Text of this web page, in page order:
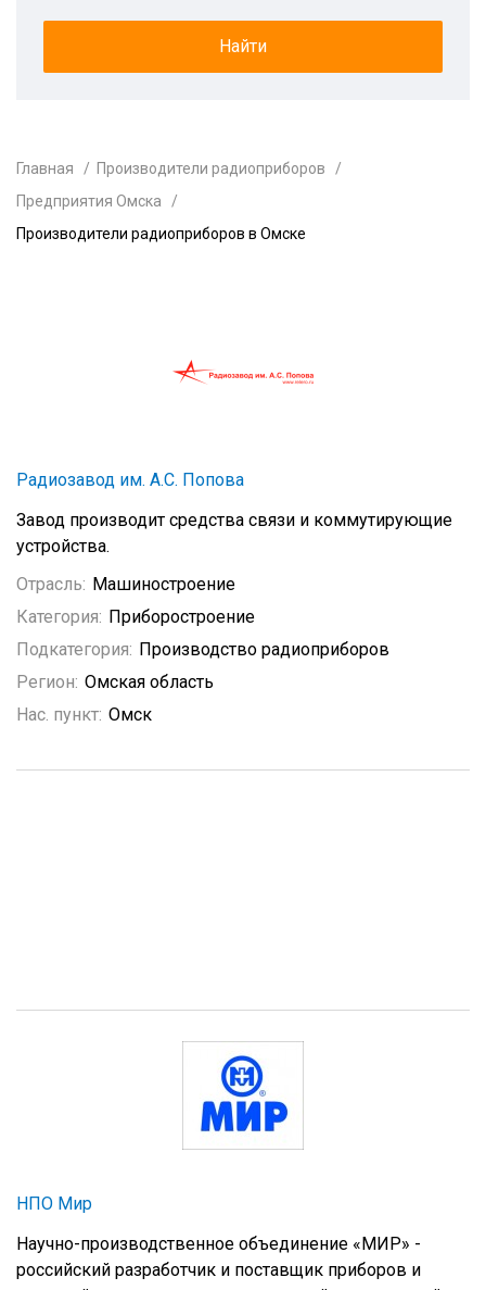
Главная
Производители радиоприборов
Предприятия Омска
Производители радиоприборов в Омске
Радиозавод им. А.С. Попова
Завод производит средства связи и коммутирующие
устройства.
Отрасль: Машиностроение
Категория: Приборостроение
Подкатегория: Производство радиоприборов
Регион: Омская область
Нас. пункт: Омск
НПО Мир
Научно-производственное объединение «МИР» -
российский разработчик и поставщик приборов и